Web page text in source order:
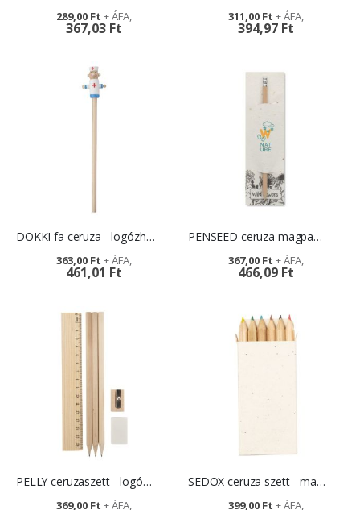
367,03 Ft
289,00 Ft
394,97 Ft
311,00 Ft
DOKKI fa ceruza - logózható fa reklámajándék
461,01 Ft
363,00 Ft
PENSEED ceruza magpapír kísérőkártyával
466,09 Ft
367,00 Ft
PELLY ceruzaszett - logózható környezetbarát reklámajándék
369,00 Ft
SEDOX ceruza szett - magpapír dobozban
399,00 Ft